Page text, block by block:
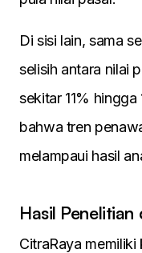
Di sisi lain, sama
selisih antara nilai
sekitar 11%
bahwa tren
melampaui hasil
Hasil Penelitian
CitraRaya